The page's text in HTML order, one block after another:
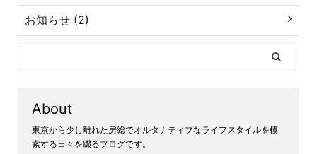
お知らせ (2)
About
東京から少し離れた房総でオルタナティブなライフスタイルを模
索する日々を綴るブログです。